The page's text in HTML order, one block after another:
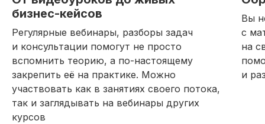
бизнес-кейсов
Регулярные вебинары, разборы задач
и консультации помогут не просто
вспомнить теорию, а по-настоящему
закрепить её на практике. Можно
участвовать как в занятиях своего потока,
так и заглядывать на вебинары других
курсов
Вы
с
на
и